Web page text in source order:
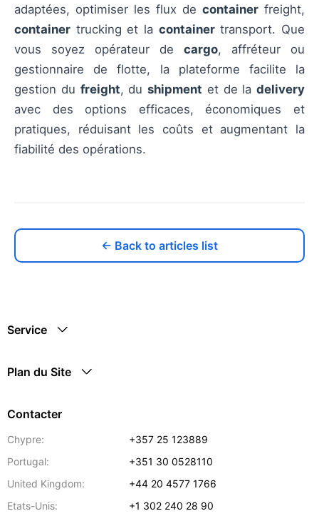
adaptées, optimiser les flux de container freight,
container trucking et la containertransport. Que
vous soyez opérateur de cargo, affréteur ou
gestionnaire de flotte, la plateforme facilite la
gestion du freight, du shipment et de la delivery
avec des options efficaces, économiques et
pratiques, réduisant les coûts et augmentant la
fiabilité des opérations.
← Back to articles list
Service
Plan du Site
Contacter
Chypre:
+357 25 123889
Portugal:
+351 30 0528110
United Kingdom:
+44 20 4577 1766
Etats-Unis:
+1 302 240 28 90